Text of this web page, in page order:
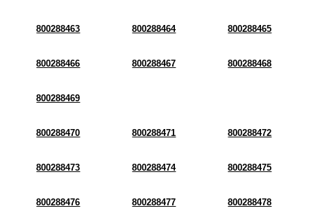
800288463 800288464 800288465
800288466 800288467 800288468
800288469
800288470 800288471 800288472
800288473 800288474 800288475
800288476 800288477 800288478